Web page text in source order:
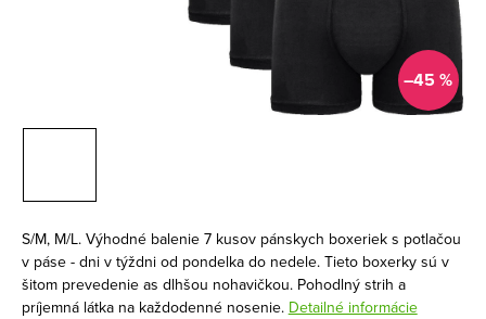
–45 %
S/M, M/L. Výhodné balenie 7 kusov pánskych boxeriek s potlačou
v páse - dni v týždni od pondelka do nedele. Tieto boxerky sú v
šitom prevedenie as dlhšou nohavičkou. Pohodlný strih a
príjemná látka na každodenné nosenie. Detailné informácie